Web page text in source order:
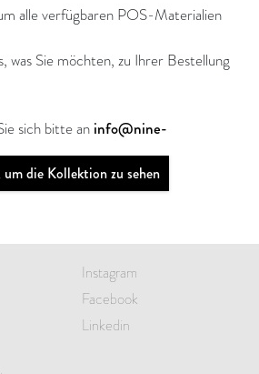
alle verfügbaren POS-Materialien
was Sie möchten, zu Ihrer Bestellung
sich bitte an info@nine-
um die Kollektion zu sehen
Instagram
Facebook
Linkedin